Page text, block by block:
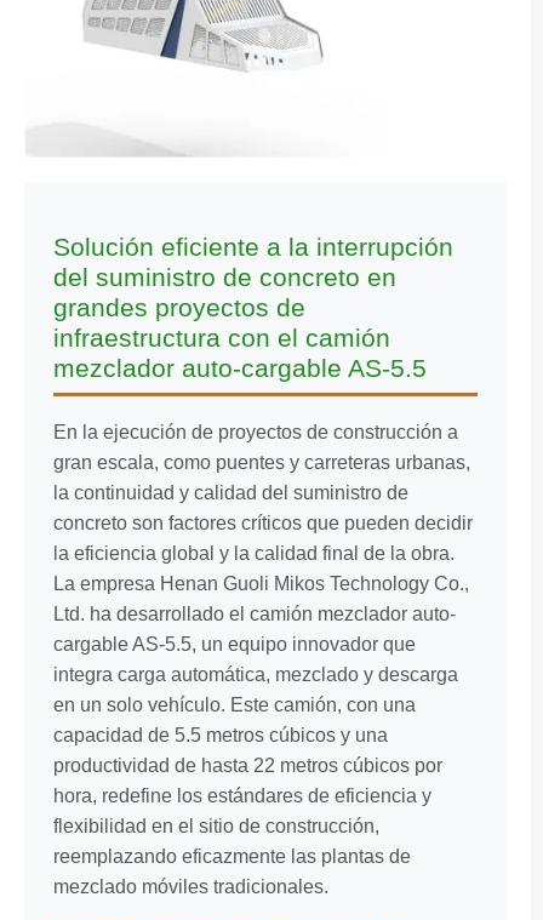
Solución eficiente a la interrupción
del suministro de concreto en
grandes proyectos de
infraestructura con el camión
mezclador auto-cargable AS-5.5
En la ejecución de proyectos de construcción a
gran escala, como puentes y carreteras urbanas,
la continuidad y calidad del suministro de
concreto son factores críticos que pueden decidir
la eficiencia global y la calidad final de la obra.
La empresa Henan Guoli Mikos Technology Co.,
Ltd. ha desarrollado el camión mezclador auto-
cargable AS-5.5, un equipo innovador que
integra carga automática, mezclado y descarga
en un solo vehículo. Este camión, con una
capacidad de 5.5 metros cúbicos y una
productividad de hasta 22 metros cúbicos por
hora, redefine los estándares de eficiencia y
flexibilidad en el sitio de construcción,
reemplazando eficazmente las plantas de
mezclado móviles tradicionales.